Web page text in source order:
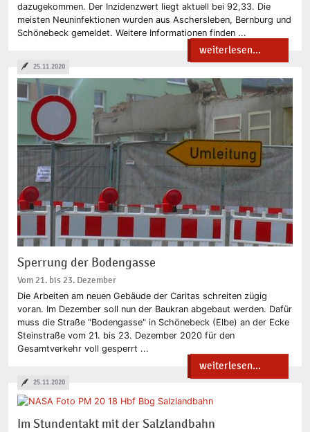
dazugekommen. Der Inzidenzwert liegt aktuell bei 92,33. Die
meisten Neuninfektionen wurden aus Aschersleben, Bernburg und
Schönebeck gemeldet. Weitere Informationen finden ...
weiterlesen...
Sperrung der Bodengasse
Vom 21. bis 23. Dezember
Die Arbeiten am neuen Gebäude der Caritas schreiten zügig
voran. Im Dezember soll nun der Baukran abgebaut werden. Dafür
muss die Straße "Bodengasse" in Schönebeck (Elbe) an der Ecke
Steinstraße vom 21. bis 23. Dezember 2020 für den
Gesamtverkehr voll gesperrt ...
weiterlesen...
25.11.2020
Im Stundentakt mit der Salzlandbahn
25.11.2020